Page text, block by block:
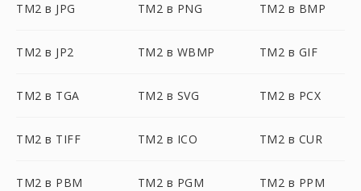
TM2 в JPG TM2 в PNG TM2 в BMP
TM2 в JP2 TM2 в WBMP TM2 в GIF
TM2 в TGA TM2 в SVG TM2 в PCX
TM2 в TIFF TM2 в ICO TM2 в CUR
TM2 в PBM TM2 в PGM TM2 в PPM